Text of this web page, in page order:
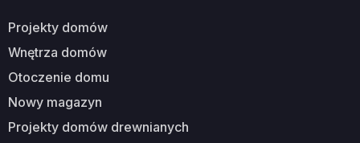
Projekty domów
Wnętrza domów
Otoczenie domu
Nowy magazyn
Projekty domów drewnianych